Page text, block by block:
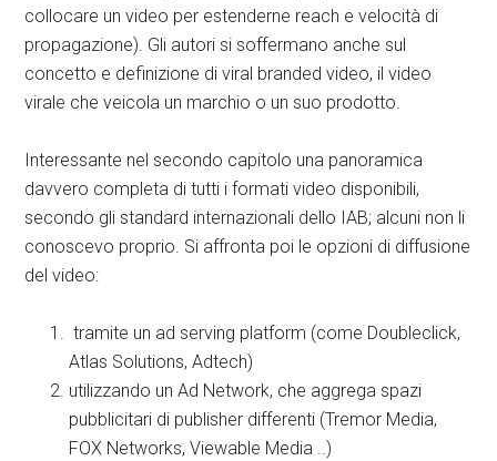
collocare un video per estenderne reach e velocità di
propagazione). Gli autori si soffermano anche sul
concetto e definizione di viral branded video, il video
virale che veicola un marchio o un suo prodotto.
Interessante nel secondo capitolo una panoramica
davvero completa di tutti i formati video disponibili,
secondo gli standard internazionali dello IAB; alcuni non li
conoscevo proprio. Si affronta poi le opzioni di diffusione
del video:
tramite un ad serving platform (come Doubleclick,
Atlas Solutions, Adtech)
utilizzando un Ad Network, che aggrega spazi
pubblicitari di publisher differenti (Tremor Media,
FOX Networks, Viewable Media ..)